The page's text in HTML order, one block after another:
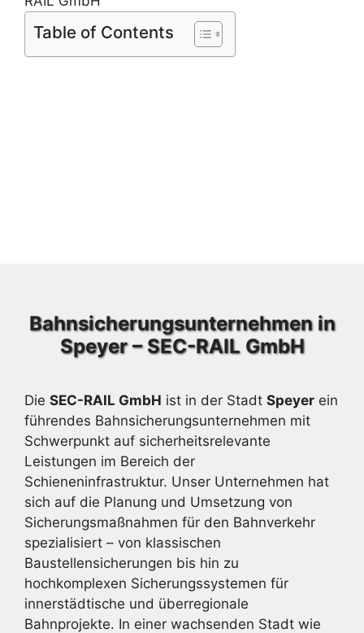
Table of Contents
Bahnsicherungsunternehmen in
Speyer – SEC-RAIL GmbH
Die SEC-RAIL GmbH ist in der Stadt Speyer ein
führendes Bahnsicherungsunternehmen mit
Schwerpunkt auf sicherheitsrelevante
Leistungen im Bereich der
Schieneninfrastruktur. Unser Unternehmen hat
sich auf die Planung und Umsetzung von
Sicherungsmaßnahmen für den Bahnverkehr
spezialisiert – von klassischen
Baustellensicherungen bis hin zu
hochkomplexen Sicherungssystemen für
innerstädtische und überregionale
Bahnprojekte. In einer wachsenden Stadt wie